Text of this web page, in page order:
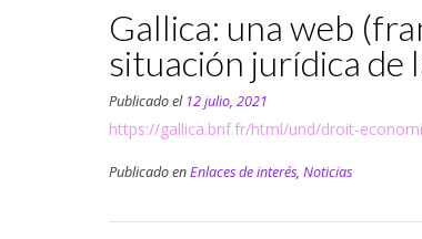
Gallica: una web
situación jurídica de
Publicado el 12 julio, 2021
https://gallica.bnf.fr/html/und/droit-
Publicado enEnlaces de interés, Noticias